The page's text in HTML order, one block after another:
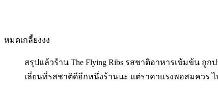
หมดเกลี้ยงงง
สรุปแล้วร้าน The Flying Ribs รสชาติอาหารเข้มข้น ถู
เลี่ยนที่รสชาติดีอีกหนึ่งร้านนะ แต่ราคาแรงพอสมควร